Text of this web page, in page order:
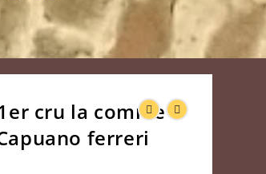
cru la comme
ferreri